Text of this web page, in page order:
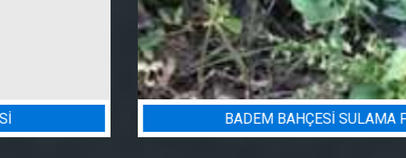
BADEM BAHÇESI SULAMA PROJESI